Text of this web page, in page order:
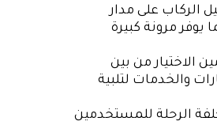
الركاب على مدار
يوفر مرونة كبيرة
الاختيار من بين
والخدمات لتلبية
الرحلة للمستخدمين